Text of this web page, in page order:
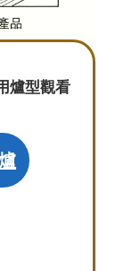
爐型觀看